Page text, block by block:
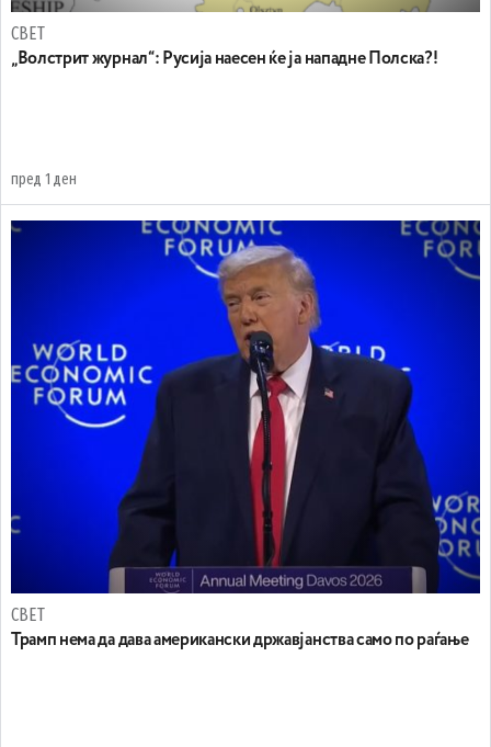
СВЕТ
„Волстрит журнал“: Русија наесен ќе ја нападне Полска?!
пред 1 ден
СВЕТ
Трамп нема да дава американски државјанства само по раѓање